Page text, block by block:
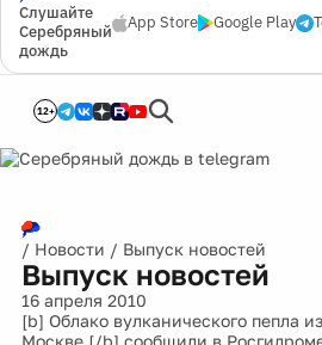
Слушайте
Серебряный
дождь
App Store Google Play
12+
/ Новости / Выпуск новостей
Выпуск новостей
16 апреля 2010
[b] Облако вулканического пепла